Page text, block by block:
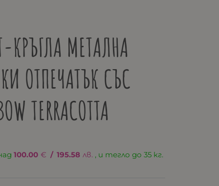
КРЪГЛА МЕТАЛНА
ОТПЕЧАТЪК СЪС
TERRACOTTA
100.00 € / 195.58 лв. , и тегло до 35 кг.